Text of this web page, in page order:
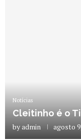
Notícias
Cleitinho é o
byadmin agosto